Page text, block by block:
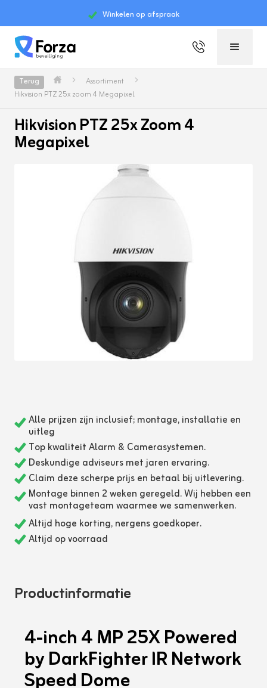
Winkelen op afspraak
Slide 2 of 4.
Terug
Assortiment
Hikvision PTZ 25x zoom 4 Megapixel
Hikvision PTZ 25x Zoom 4
Megapixel
Alle prijzen zijn inclusief; montage, installatie en
uitleg
Top kwaliteit Alarm & Camerasystemen.
Deskundige adviseurs met jaren ervaring.
Claim deze scherpe prijs en betaal bij uitlevering.
Montage binnen 2 weken geregeld. Wij hebben een
vast montageteam waarmee we samenwerken.
Altijd hoge korting, nergens goedkoper.
Altijd op voorraad
Productinformatie
4-inch 4 MP 25X Powered
by DarkFighter IR Network
Speed Dome